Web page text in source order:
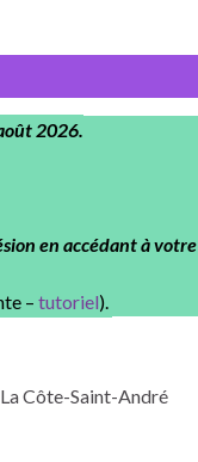
2026.
en accédant à votre
– tutoriel).
Côte-Saint-André